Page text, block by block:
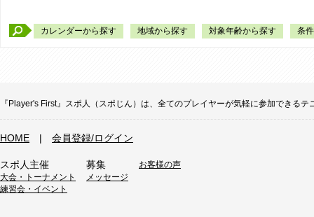
カレンダーから探す 地域から探す 対象年齢から探す 条
『Player's First』スポ人（スポじん）は、全てのプレイヤーが気軽に参加できる
HOME | 会員登録/ログイン
スポ人主催
大会・トーナメント
練習会・イベント
募集
メッセージ
お客様の声